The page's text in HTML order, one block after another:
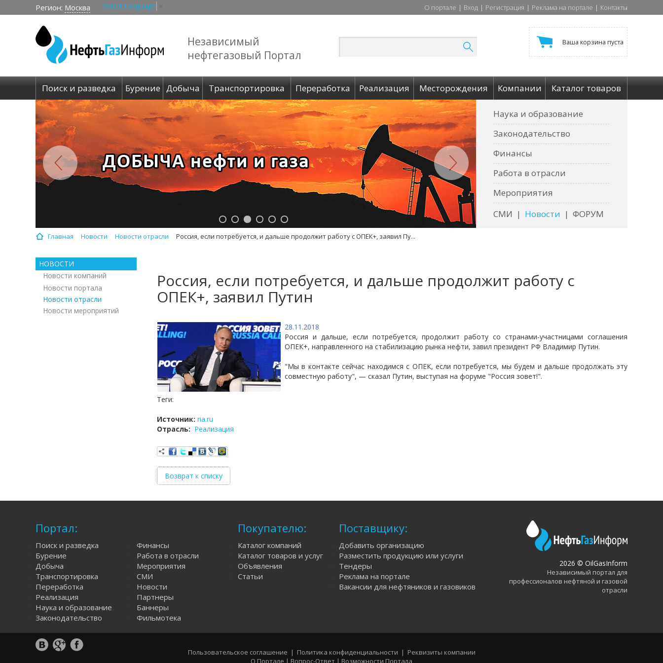
Регион: Москва Select Language О портале | Вход | Регистрация | Реклама на портале | Контакты
Независимый
нефтегазовый Портал
Ваша корзина пуста
Поиск и разведка Бурение Добыча Транспортировка Переработка Реализация Месторождения Компании Каталог товаров
Наука и образование
Законодательство
Финансы
Работа в отрасли
Мероприятия
СМИ | Новости | ФОРУМ
Главная Новости Новости отрасли Россия, если потребуется, и дальше продолжит работу с ОПЕК+, заявил Пу...
НОВОСТИ
Новости компаний
Новости портала
Новости отрасли
Новости мероприятий
Россия, если потребуется, и дальше продолжит работу с
ОПЕК+, заявил Путин
28.11.2018
Россия и дальше, если потребуется, продолжит работу со странами-участницами соглашения
ОПЕК+, направленного на стабилизацию рынка нефти, завил президент РФ Владимир Путин.
"Мы в контакте сейчас находимся с ОПЕК, если потребуется, мы будем и дальше продолжать эту
совместную работу", — сказал Путин, выступая на форуме "Россия зовет!".
Теги:
Источник: ria.ru
Отрасль: Реализация
Возврат к списку
Портал:
Поиск и разведка
Бурение
Добыча
Транспортировка
Переработка
Реализация
Наука и образование
Законодательство
Финансы
Работа в отрасли
Мероприятия
СМИ
Новости
Партнеры
Баннеры
Фильмотека
Покупателю:
Каталог компаний
Каталог товаров и услуг
Объявления
Статьи
Поставщику:
Добавить организацию
Разместить продукцию или услуги
Тендеры
Реклама на портале
Вакансии для нефтяников и газовиков
2026 © OilGasInform
Независимый портал для
профессионалов нефтяной и газовой
отрасли
Пользовательское соглашение | Политика конфиденциальности | Реквизиты компании
О Портале | Вопрос-Ответ | Возможности Портала